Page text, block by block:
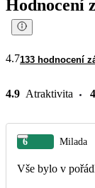
Hodnocení
4.7133 hodnocení
4.9 Atraktivita
6 Milada
Vše bylo v